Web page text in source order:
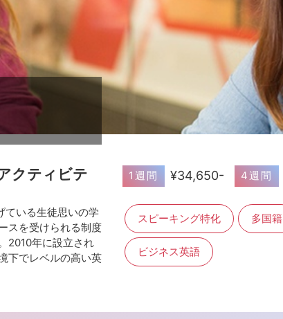
クティビテ
ている生徒思いの学
スを受けられる制度
2010年に設立され
下でレベルの高い英
1週間 ¥34,650- 4週間
スピーキング特化 多国籍
ビジネス英語